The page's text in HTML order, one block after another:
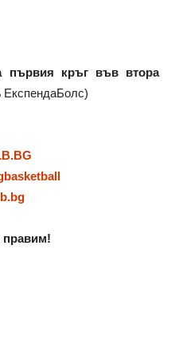
първия кръг във втора
ЕкспендаБолс)
правим!